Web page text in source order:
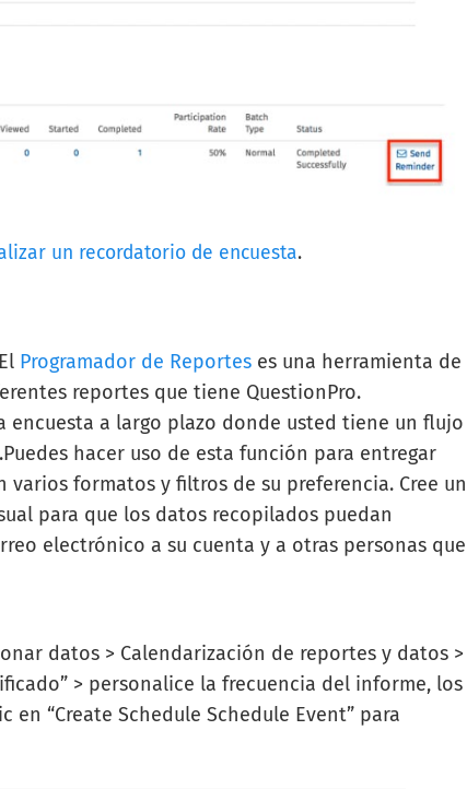
un recordatorio de encuesta.
El Programador de Reportes es una herramienta de
reportes que tiene QuestionPro.
encuesta a largo plazo donde usted tiene un flujo
hacer uso de esta función para entregar
formatos y filtros de su preferencia. Cree un
para que los datos recopilados puedan
electrónico a su cuenta y a otras personas que
datos > Calendarización de reportes y datos >
” > personalice la frecuencia del informe, los
“Create Schedule Schedule Event” para